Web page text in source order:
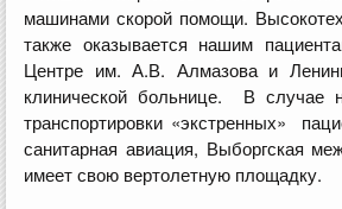
машинами скорой помощи.
также оказывается нашим
Центре им. А.В. Алмазова и
клинической больнице. В случае
транспортировки «экстренных»
санитарная авиация, Выборгская
имеет свою вертолетную